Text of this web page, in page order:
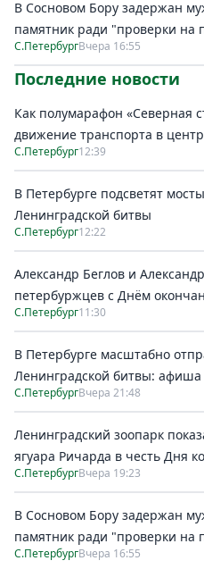
В Сосновом Бору задержан
памятник ради "проверки на
С.ПетербургВчера 16:55
Последние новости
Как полумарафон «Северная
движение транспорта в
С.Петербург12:39
В Петербурге подсветят
Ленинградской битвы
С.Петербург12:22
Александр Беглов и
петербуржцев с Днём
С.Петербург11:30
В Петербурге масштабно
Ленинградской битвы:
С.ПетербургВчера 21:48
Ленинградский зоопарк
ягуара Ричарда в честь Дня
С.ПетербургВчера 19:23
В Сосновом Бору задержан
памятник ради "проверки на
С.ПетербургВчера 16:55